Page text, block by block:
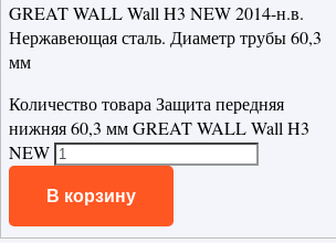
GREAT WALL Wall H3 NEW 2014-н.в.
Нержавеющая сталь. Диаметр трубы 60,3
мм
Количество товара Защита передняя
нижняя 60,3 мм GREAT WALL Wall H3
NEW
В корзину